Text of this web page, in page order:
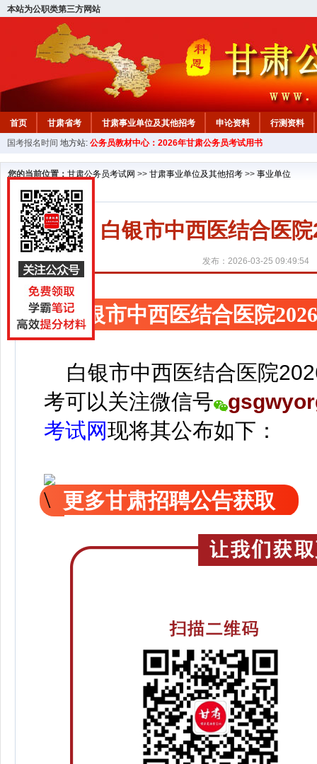
本站为公职类第三方网站
首页 甘肃省考 甘肃事业单位及其他招考 申论资料
行测资料
国考报名时间 地方站: 公务员教材中心：2026年甘肃公务员考试用书
您的当前位置： 甘肃公务员考试网 >> 甘肃事业单位及其他招考 >> 事业单位
白银市中西医结合医
发布：2026-03-25 09:49:54
白银市中西医结合医院
白银市中西医结合医院
考可以关注微信号
考试网现将其公布如下：
更多甘肃招聘公告获取